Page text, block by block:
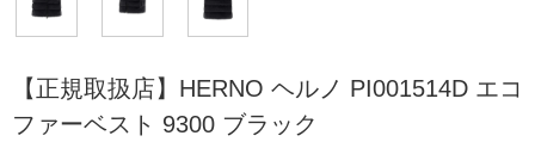
【正規取扱店】HERNO ヘルノ PI001514D エコ
ファーベスト 9300 ブラック